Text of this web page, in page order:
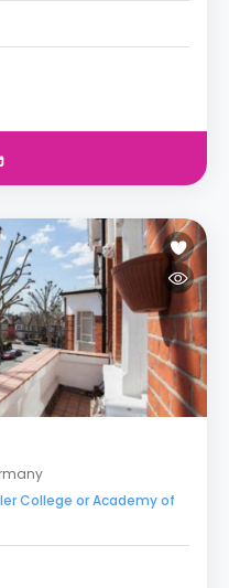
College or Academy of